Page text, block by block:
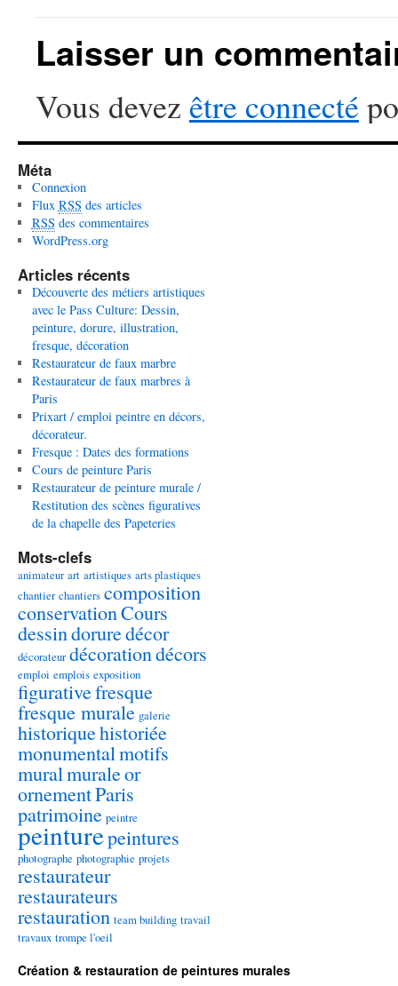
Laisser un
Vous devez être connecté
Méta
Connexion
Flux RSS des articles
RSS des commentaires
WordPress.org
Articles récents
Découverte des métiers artistiques
avec le Pass Culture: Dessin,
peinture, dorure, illustration,
fresque, décoration
Restaurateur de faux marbre
Restaurateur de faux marbres à
Paris
Prixart / emploi peintre en décors,
décorateur.
Fresque : Dates des formations
Cours de peinture Paris
Restaurateur de peinture murale /
Restitution des scènes figuratives
de la chapelle des Papeteries
Mots-clefs
animateur art artistiques arts plastiques
chantier chantiers composition
conservationCours
dessindoruredécor
décorateur décorationdécors
emploi emplois exposition
figurativefresque
fresque murale galerie
historiquehistoriée
monumentalmotifs
muralmuraleor
ornementParis
patrimoine peintre
peinturepeintures
photographe photographie projets
restaurateur
restaurateurs
restauration team building travail
travaux trompe l'oeil
Création & restauration de peintures murales